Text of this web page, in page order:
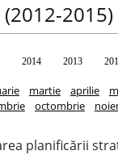
2015)
2014 2013
martie aprilie
octombrie
planificării